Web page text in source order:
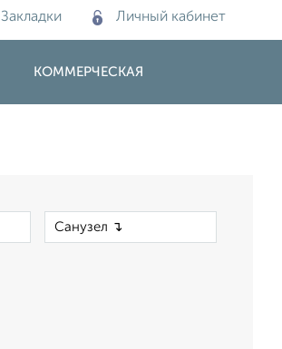
Закладки Личный кабинет
КОММЕРЧЕСКАЯ